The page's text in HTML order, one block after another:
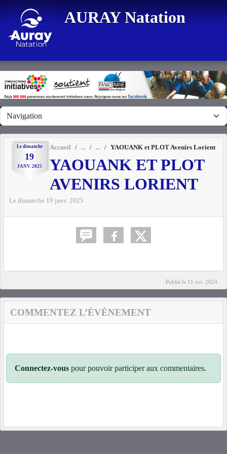
AURAY Natation
Le dimanche
19
JANV. 2025
Accueil YAOUANK et PLOT Avenirs Lorient
YAOUANK ET PLOT
AVENIRS LORIENT
Le dimanche 19 janv. 2025
Publié le 11 oct. 2024
COMMENTEZ L’ÉVÈNEMENT
Connectez-vous pour pouvoir participer aux commentaires.
Panneau de gestion des cookies